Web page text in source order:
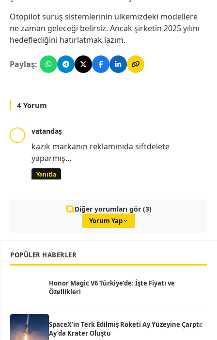
Otopilot sürüş sistemlerinin ülkemizdeki modellere
ne zaman geleceği belirsiz. Ancak şirketin 2025 yılını
hedeflediğini hatırlatmak lazım.
Paylaş:
4 Yorum
vatandaş
kazık markanın reklamınıda siftdelete
yaparmış…
Yanıtla
Diğer yorumları gör (3)
Yorum Yap
POPÜLER HABERLER
Honor Magic V6 Türkiye’de: İşte Fiyatı ve
Özellikleri
SpaceX’in Terk Edilmiş Roketi Ay Yüzeyine Çarptı:
Ay’da Krater Oluştu